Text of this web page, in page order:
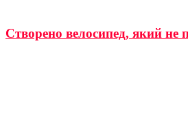
Створено велосипед, який не